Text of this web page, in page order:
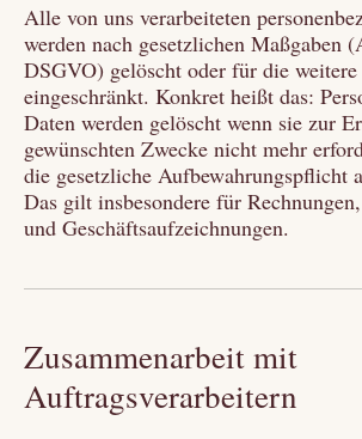
Alle von uns verarbeiteten
werden nach gesetzlichen Maßgaben
DSGVO) gelöscht oder für die
eingeschränkt. Konkret heißt das:
Daten werden gelöscht wenn sie zur
gewünschten Zwecke nicht mehr
die gesetzliche Aufbewahrungspflicht
Das gilt insbesondere für
und Geschäftsaufzeichnungen.
Zusammenarbeit mit
Auftragsverarbeitern